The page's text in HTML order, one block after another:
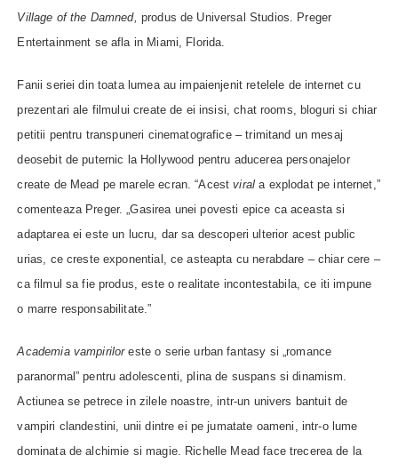
Village of the Damned, produs de Universal Studios. Preger
Entertainment se afla in Miami, Florida.
Fanii seriei din toata lumea au impaienjenit retelele de internet cu
prezentari ale filmului create de ei insisi, chat rooms, bloguri si chiar
petitii pentru transpuneri cinematografice – trimitand un mesaj
deosebit de puternic la Hollywood pentru aducerea personajelor
create de Mead pe marele ecran. “Acestvirala explodat pe internet,”
comenteaza Preger. „Gasirea unei povesti epice ca aceasta si
adaptarea ei este un lucru, dar sa descoperi ulterior acest public
urias, ce creste exponential, ce asteapta cu nerabdare – chiar cere –
ca filmul sa fie produs, este o realitate incontestabila, ce iti impune
o marre responsabilitate.”
Academia vampiriloreste o serie urban fantasy si „romance
paranormal” pentru adolescenti, plina de suspans si dinamism.
Actiunea se petrece in zilele noastre, intr-un univers bantuit de
vampiri clandestini, unii dintre ei pe jumatate oameni, intr-o lume
dominata de alchimie si magie. Richelle Mead face trecerea de la